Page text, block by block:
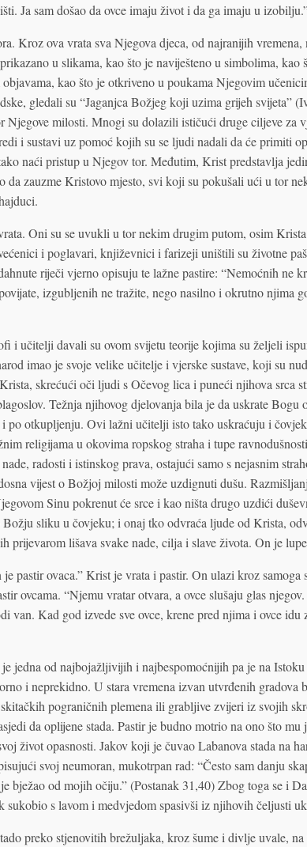
Ja sam došao da ovce imaju život i da ga imaju u
Kroz ova vrata sva Njegova djeca, od najranijih vremena,
u slikama, kao što je naviješteno u simbolima, kao
kao što je otkriveno u poukama Njegovim
gledali su “Jaganjca Božjeg koji uzima grijeh svijeta”
Njegove milosti. Mnogi su dolazili ističući druge ciljeve za
i sustavi uz pomoć kojih su se ljudi nadali da će primiti
naći pristup u Njegov tor. Međutim, Krist predstavlja
da zauzme Kristovo mjesto, svi koji su pokušali ući u tor
Oni su se uvukli u tor nekim drugim putom, osim
i poglavari, književnici i farizeji uništili su životne
riječi vjerno opisuju te lažne pastire: “Nemoćnih ne
izgubljenih ne tražite, nego nasilno i okrutno njima
i učitelji davali su ovom svijetu teorije kojima su željeli
imao je svoje velike učitelje i vjerske sustave, koji su
skrećući oči ljudi s Očevog lica i puneći njihova srca
Težnja njihovog djelovanja bila je da uskrate Bogu
po otkupljenju. Ovi lažni učitelji isto tako uskraćuju i
religijama u okovima ropskog straha i tupe
radosti i istinskog prava, ostajući samo s nejasnim
vijest o Božjoj milosti može uzdignuti dušu.
Sinu pokrenut će srce i kao ništa drugo uzdići
sliku u čovjeku; i onaj tko odvraća ljude od Krista,
prijevarom lišava svake nade, cilja i slave života. On je
pastir ovaca.” Krist je vrata i pastir. On ulazi kroz samoga
ovcama. “Njemu vratar otvara, a ovce slušaju glas
van. Kad god izvede sve ovce, krene pred njima i ovce idu
jedna od najbojažljivijih i najbespomoćnijih pa je na Istoku
i neprekidno. U stara vremena izvan utvrđenih gradova
pograničnih plemena ili grabljive zvijeri iz svojih
da oplijene stada. Pastir je budno motrio na ono što mu
život opasnosti. Jakov koji je čuvao Labanova stada na
svoj neumoran, mukotrpan rad: “Često sam danju
bježao od mojih očiju.” (Postanak 31,40) Zbog toga se i
sukobio s lavom i medvjedom spasivši iz njihovih čeljusti
preko stjenovitih brežuljaka, kroz šume i divlje uvale, na